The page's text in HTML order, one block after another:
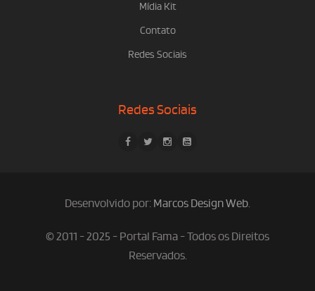
Mídia Kit
Contato
Redes Sociais
Redes Sociais
Desenvolvido por: Marcos Design Web.
© 2011 - 2025 - Portal Fama - Todos os Direitos
Reservados.